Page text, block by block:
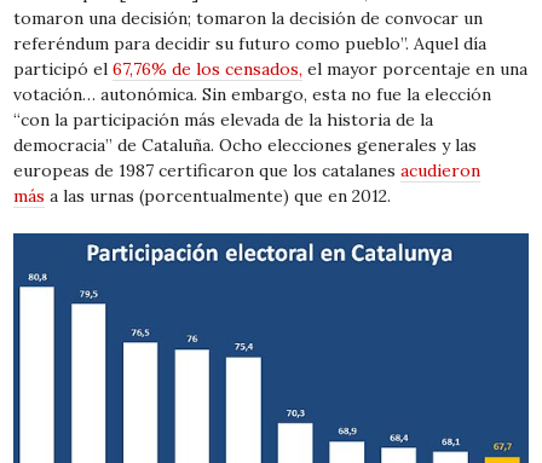
tomaron una decisión; tomaron la decisión de convocar un
referéndum para decidir su futuro como pueblo”. Aquel día
participó el67,76% de los censados, el mayor porcentaje en una
votación… autonómica. Sin embargo, esta no fue la elección
“con la participación más elevada de la historia de la
democracia” de Cataluña. Ocho elecciones generales y las
europeas de 1987 certificaron que los catalanesacudieron
más a las urnas (porcentualmente) que en 2012.